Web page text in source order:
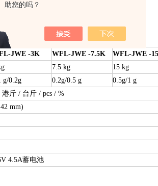
助您的吗？
-JWE -3K WFL-JWE -7.5K WFL-JWE -
7.5 kg
15 kg
g/0.2g 0.2g/0.5 g 0.5g/1 g
斤 / 台斤 / pcs / %
mm)
4.5A蓄电池